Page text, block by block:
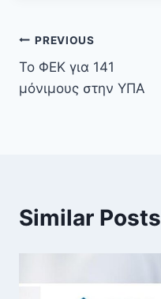
PREVIOUS
Το ΦΕΚ για 141
μόνιμους στην ΥΠΑ
Similar Posts